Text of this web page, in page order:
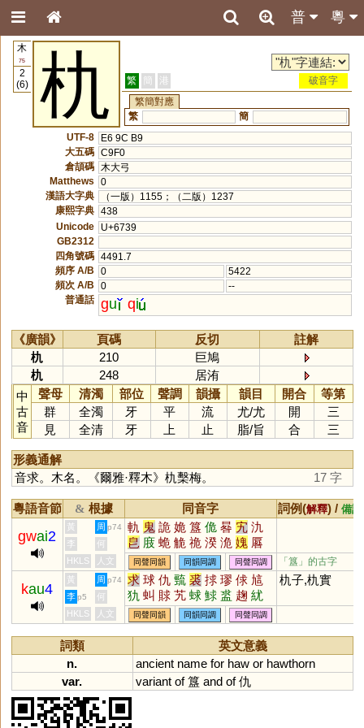
粵
普
木
75
2
(6)
朹 繁 簡 港
破音字
繁簡對應
繁
簡
UTF-8
E6 9C B9
大五碼 C9F0
倉頡碼
木大弓
Matthews
0
漢語大字典
（一版）1155；（二版）1237
康熙字典 438
Unicode
U+6739
GB2312
四角號碼 4491.7
頻序 A/B
0
5422
頻次 A/B
0
--
普通話 gu qi
《廣韻》 頁碼 反切
註解
朹
210
巨鳩
朹
248
居洧
中
古
音
聲母 清濁 部位 聲調 韻攝 韻目 開合
等第
群
全濁 牙 平 流 尤/尤 開
三
見
全清 牙 上 止 脂/旨 合 三
形義通解
音求。木名。《爾雅·釋木》朹檕梅。
17 字
粵語音節 & 根據 同音字 詞例(解釋) / 備註
gwai2
黃 周 p74 軌 鬼 詭 姽 簋 佹 晷 宄 氿
皀 庪 蛫 觤 祪 湀 洈 媿 厬
匭 垝 庋
李
何
HKLS
人文 同聲同韻 同韻同調 同聲同調 「簋」的古字
kau4
黃 周 p74 求 球 仇 巰 裘 捄 璆 俅 訄
犰 虯 賕 艽 蛷 鯄 盚 趜 紌
莍 殏 頄 釓 觓 鼽 銶 觩 絿
釚 厹 梂 逑 毬
朹子,朹實
李 p5
何
HKLS
人文 同聲同韻 同韻同調 同聲同調
詞類
英文意義
n.
ancient name for haw or hawthorn
var.
variant of簋 and of仇